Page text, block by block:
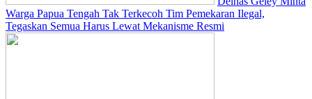
Warga Papua Tengah Tak Terkecoh Tim Pemekaran Ilegal,
Tegaskan Semua Harus Lewat Mekanisme Resmi